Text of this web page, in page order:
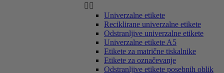
 
Univerzalne etikete
Reciklirane univerzalne etikete
Odstranljive univerzalne etikete
Univerzalne etikete A5
Etikete za matrične tiskalnike
Etikete za označevanje
Odstranljive etikete posebnih oblik